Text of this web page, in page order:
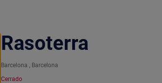
Rasoterra
Barcelona , Barcelona
Cerrado